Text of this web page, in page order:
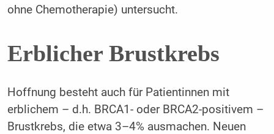
ohne Chemotherapie) untersucht.
Erblicher Brustkrebs
Hoffnung besteht auch für Patientinnen mit
erblichem – d.h. BRCA1- oder BRCA2-positivem –
Brustkrebs, die etwa 3–4% ausmachen. Neuen